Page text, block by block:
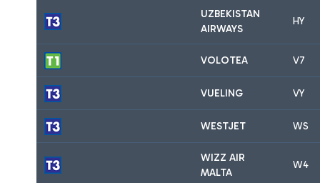
UZBEKISTAN
AIRWAYS
HY
VOLOTEA V7
VUELING VY
WESTJET WS
WIZZ AIR
MALTA
W4